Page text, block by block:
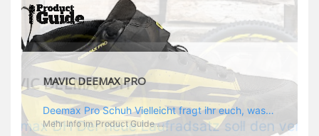
MAVIC DEEMAX PRO
Deemax Pro Schuh Vielleicht fragt ihr euch, was ein Schuh mit Deemax zu tun hat? Nun, hier spielt vor allem der Einsatzzweck eine Rolle: Deemax steht für Gravity pur und dafür ist auch der neue Schuh gedacht, der vor allem den Ideen von Downhill Legende Fabien Barel entspricht. Der Schuh soll ganz der Deemax Philosophie entsprechen: kompromisslose Funktion, effizient und hoher Komfort standen auf der Wunschliste von Fabien. Und das kam dabei heraus: - die neue „Energy Grip AM“ Sohle bietet maximale Stabilität und optimalen Grip auf dem Pedal. - die „Ergo Fit“ Innensohle soll super hohen Komfort bieten und optimal sitzen und zwar den ganzen Tag lang. - eine 3D-Mesch-Konstruktion soll den Fuß belüften und sowohl bei Sonne also auch unter kühlen Bedingungen für optimales Fußklima sorgen - die Assymetrische Konstruktion mit höherem Seitenteil innen soll den Knöchel optimal schützen - extra Schutz für die Zehen und die Fersen
Mehr Info im Product Guide ...